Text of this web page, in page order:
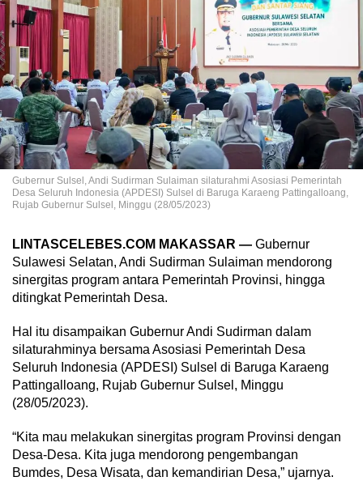
Gubernur Sulsel, Andi Sudirman Sulaiman silaturahmi Asosiasi Pemerintah
Desa Seluruh Indonesia (APDESI) Sulsel di Baruga Karaeng Pattingalloang,
Rujab Gubernur Sulsel, Minggu (28/05/2023)
LINTASCELEBES.COM MAKASSAR — Gubernur
Sulawesi Selatan, Andi Sudirman Sulaiman mendorong
sinergitas program antara Pemerintah Provinsi, hingga
ditingkat Pemerintah Desa.
Hal itu disampaikan Gubernur Andi Sudirman dalam
silaturahminya bersama Asosiasi Pemerintah Desa
Seluruh Indonesia (APDESI) Sulsel di Baruga Karaeng
Pattingalloang, Rujab Gubernur Sulsel, Minggu
(28/05/2023).
“Kita mau melakukan sinergitas program Provinsi dengan
Desa-Desa. Kita juga mendorong pengembangan
Bumdes, Desa Wisata, dan kemandirian Desa,” ujarnya.